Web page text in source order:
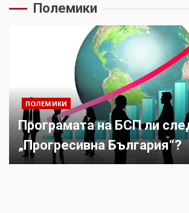
Полемики
ПОЛЕМИКИ
Програмата на БСП ли
„Прогресивна България“?